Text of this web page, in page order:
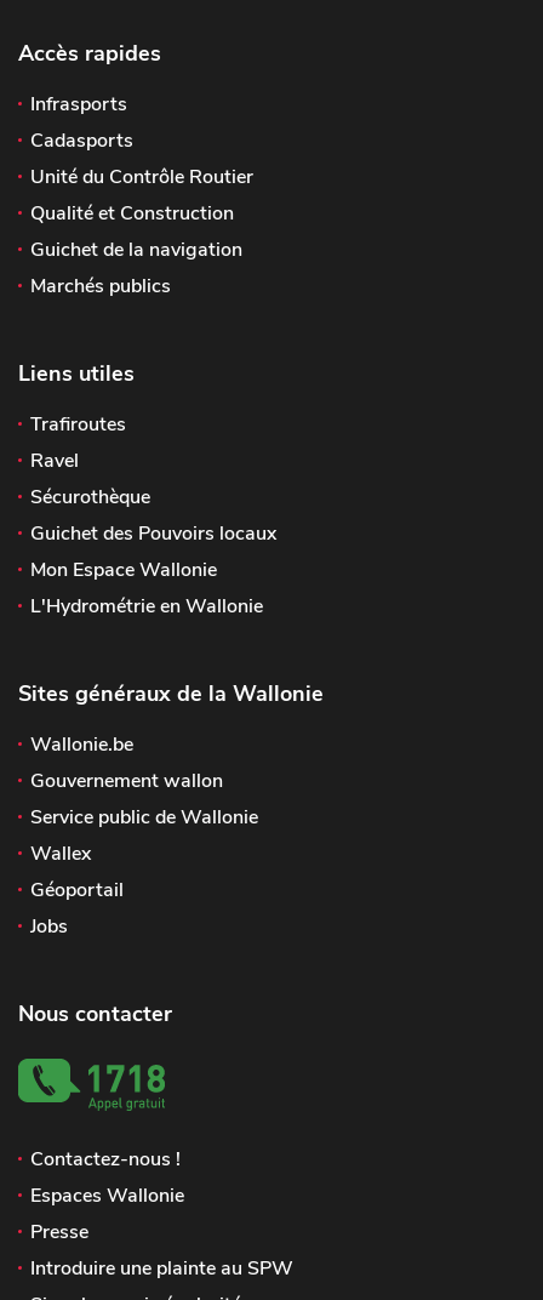
Accès rapides
Infrasports
Cadasports
Unité du Contrôle Routier
Qualité et Construction
Guichet de la navigation
Marchés publics
Liens utiles
Trafiroutes
Ravel
Sécurothèque
Guichet des Pouvoirs locaux
Mon Espace Wallonie
L'Hydrométrie en Wallonie
Sites généraux de la Wallonie
Wallonie.be
Gouvernement wallon
Service public de Wallonie
Wallex
Géoportail
Jobs
Nous contacter
Contactez-nous !
Espaces Wallonie
Presse
Introduire une plainte au SPW